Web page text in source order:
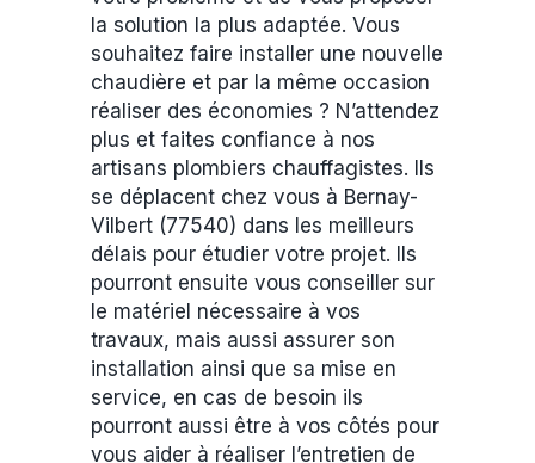
la solution la plus adaptée. Vous
souhaitez faire installer une nouvelle
chaudière et par la même occasion
réaliser des économies ? N’attendez
plus et faites confiance à nos
artisans plombiers chauffagistes. Ils
se déplacent chez vous à Bernay-
Vilbert (77540) dans les meilleurs
délais pour étudier votre projet. Ils
pourront ensuite vous conseiller sur
le matériel nécessaire à vos
travaux, mais aussi assurer son
installation ainsi que sa mise en
service, en cas de besoin ils
pourront aussi être à vos côtés pour
vous aider à réaliser l’entretien de